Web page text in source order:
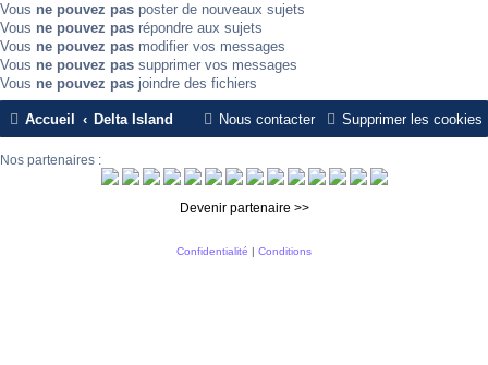
Vous ne pouvez pas poster de nouveaux sujets
Vous ne pouvez pas répondre aux sujets
Vous ne pouvez pas modifier vos messages
Vous ne pouvez pas supprimer vos messages
Vous ne pouvez pas joindre des fichiers
Accueil Delta Island Supprimer les cookies
Nous contacter
Nos partenaires :
Devenir partenaire >>
Confidentialité | Conditions